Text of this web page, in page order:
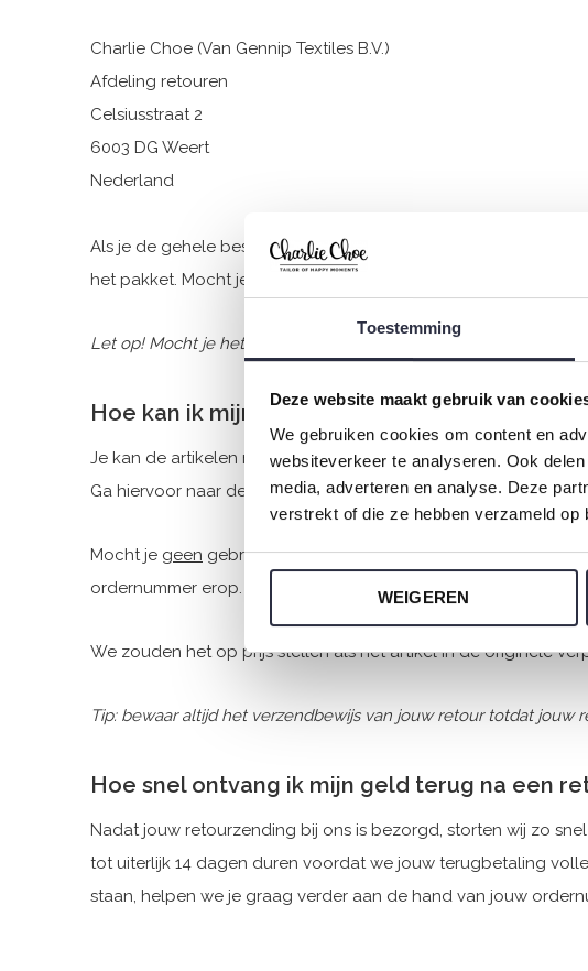
Toestemming
Deze website maakt gebruik van
We gebruiken cookies om content en
websiteverkeer te analyseren. Ook
media, adverteren en analyse. Deze
verstrekt of die ze hebben verzameld
WEIGEREN
Charlie Choe (Van Gennip Textiles B.V.)
Afdeling retouren
Celsiusstraat 2
6003 DG Weert
Nederland
Als je de gehele bestelling retourneert krijgt je het gehele
het pakket. Mocht je één of meerdere artikelen van de
Let op! Mocht je het pakket onverzekerd versturen is dit je eigen
Hoe kan ik mijn artikelen retourneren?
Je kan de artikelen retour sturen met een retourlabel van UPS
Ga hiervoor naar de
retourmodulevan Charlie Choe. In deze
Mocht je geen gebruik maken van een retourlabel van
ordernummer erop. Zodat wij kunnen herleiden van wie het
We zouden het op prijs stellen als het artikel in de originele
Tip: bewaar altijd het verzendbewijs van jouw retour totdat jouw
Hoe snel ontvang ik mijn geld terug na een
Nadat jouw retourzending bij ons is bezorgd, storten wij zo
tot uiterlijk 14 dagen duren voordat we jouw terugbetaling
staan, helpen we je graag verder aan de hand van jouw